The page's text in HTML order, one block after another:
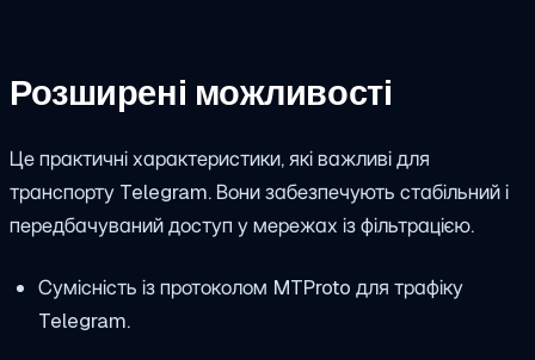
Розширені можливості
Це практичні характеристики, які важливі для
транспорту Telegram. Вони забезпечують стабільний і
передбачуваний доступ у мережах із фільтрацією.
Сумісність із протоколом MTProto для трафіку
Telegram.